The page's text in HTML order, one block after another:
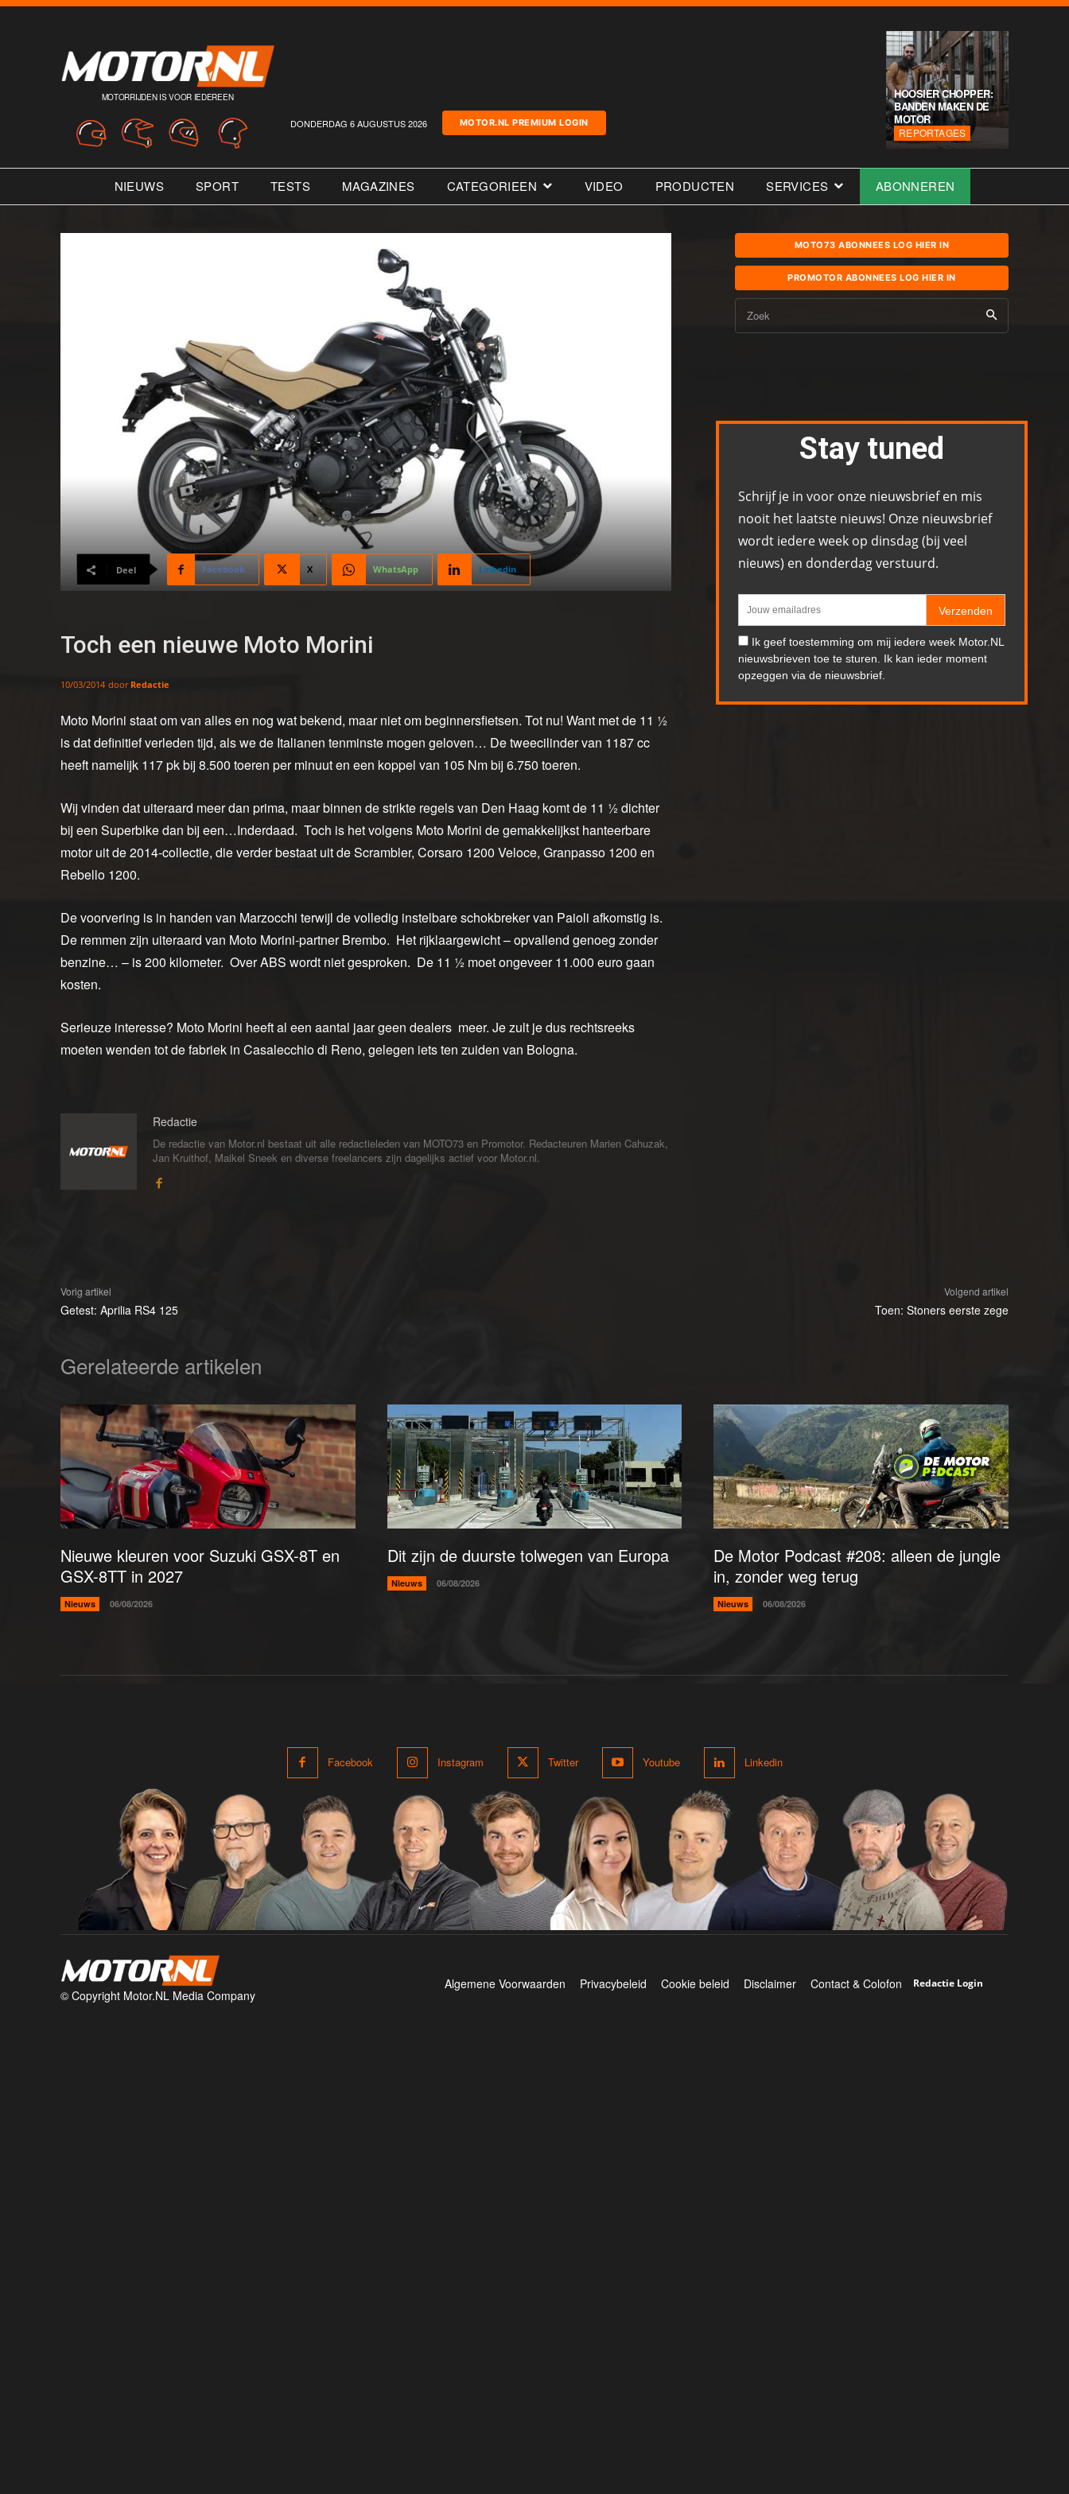
MOTORRIJDEN IS VOOR IEDEREEN
DONDERDAG 6 AUGUSTUS 2026 MOTOR.NL PREMIUM LOGIN
HOOSIER CHOPPER:
BANDEN MAKEN DE
MOTOR
REPORTAGES
NIEUWS SPORT TESTS MAGAZINES CATEGORIEEN VIDEO PRODUCTEN SERVICES ABONNEREN
Deel Facebook X WhatsApp Linkedin
Toch een nieuwe Moto Morini
10/03/2014 door Redactie
Moto Morini staat om van alles en nog wat bekend, maar niet om beginnersfietsen. Tot nu! Want met de 11 ½
is dat definitief verleden tijd, als we de Italianen tenminste mogen geloven… De tweecilinder van 1187 cc
heeft namelijk 117 pk bij 8.500 toeren per minuut en een koppel van 105 Nm bij 6.750 toeren.
Wij vinden dat uiteraard meer dan prima, maar binnen de strikte regels van Den Haag komt de 11 ½ dichter
bij een Superbike dan bij een…Inderdaad. Toch is het volgens Moto Morini de gemakkelijkst hanteerbare
motor uit de 2014-collectie, die verder bestaat uit de Scrambler, Corsaro 1200 Veloce, Granpasso 1200 en
Rebello 1200.
De voorvering is in handen van Marzocchi terwijl de volledig instelbare schokbreker van Paioli afkomstig is.
De remmen zijn uiteraard van Moto Morini-partner Brembo. Het rijklaargewicht – opvallend genoeg zonder
benzine… – is 200 kilometer. Over ABS wordt niet gesproken. De 11 ½ moet ongeveer 11.000 euro gaan
kosten.
Serieuze interesse? Moto Morini heeft al een aantal jaar geen dealers meer. Je zult je dus rechtsreeks
moeten wenden tot de fabriek in Casalecchio di Reno, gelegen iets ten zuiden van Bologna.
Redactie
De redactie van Motor.nl bestaat uit alle redactieleden van MOTO73 en Promotor. Redacteuren Marien Cahuzak,
Jan Kruithof, Maikel Sneek en diverse freelancers zijn dagelijks actief voor Motor.nl.
MOTO73 ABONNEES LOG HIER IN
PROMOTOR ABONNEES LOG HIER IN
Zoek
Stay tuned
Schrijf je in voor onze nieuwsbrief en mis
nooit het laatste nieuws! Onze nieuwsbrief
wordt iedere week op dinsdag (bij veel
nieuws) en donderdag verstuurd.
Verzenden
Ik geef toestemming om mij iedere week Motor.NL
nieuwsbrieven toe te sturen. Ik kan ieder moment
opzeggen via de nieuwsbrief.
Vorig artikel
Getest: Aprilia RS4 125
Volgend artikel
Toen: Stoners eerste zege
Gerelateerde artikelen
Nieuwe kleuren voor Suzuki GSX-8T en
GSX-8TT in 2027
Nieuws 06/08/2026
Dit zijn de duurste tolwegen van Europa
Nieuws 06/08/2026
De Motor Podcast #208: alleen de jungle
in, zonder weg terug
Nieuws 06/08/2026
Facebook Instagram Twitter Youtube Linkedin
© Copyright Motor.NL Media Company
Algemene Voorwaarden Privacybeleid Cookie beleid Disclaimer Contact & Colofon Redactie Login